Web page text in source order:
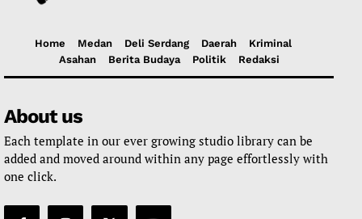
Home Medan Deli Serdang Daerah
Kriminal
Asahan
Berita Budaya Politik Redaksi
About us
Each template in our ever growing studio library can be
added and moved around within any page effortlessly with
one click.